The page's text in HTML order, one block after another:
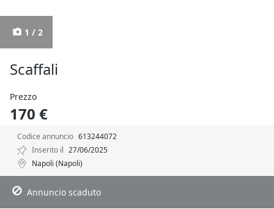
1 / 2
Scaffali
Prezzo
170 €
Codice annuncio 613244072
Inserito il 27/06/2025
Napoli (Napoli)
Descrizione
Dettagli Posizione Richiedi Info
Annuncio scaduto